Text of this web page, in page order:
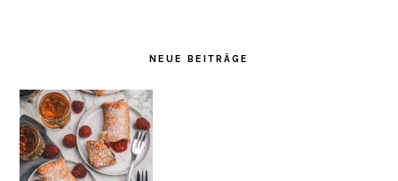
NEUE BEITRÄGE